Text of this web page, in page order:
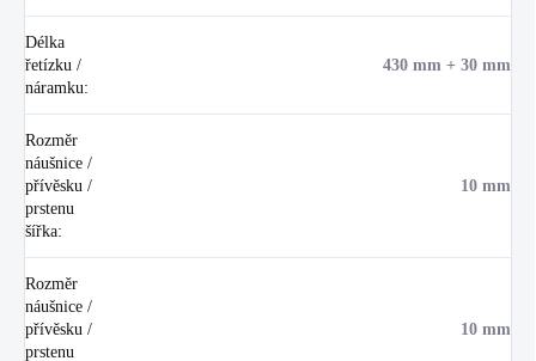
Délka
řetízku /
náramku:
430 mm + 30 mm
Rozměr
náušnice /
přívěsku /
prstenu
šířka:
10 mm
Rozměr
náušnice /
přívěsku /
prstenu
10 mm